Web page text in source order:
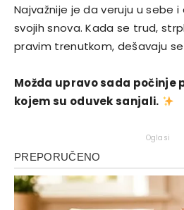
Najvažnije je da veruju u sebe
svojih snova. Kada se trud,
pravim trenutkom, dešavaju
Možda upravo sada počinje
kojem su oduvek sanjali.
Oglasi